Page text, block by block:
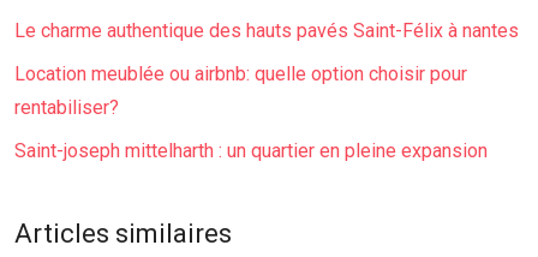
Le charme authentique des hauts pavés Saint-Félix à nantes
Location meublée ou airbnb: quelle option choisir pour
rentabiliser?
Saint-joseph mittelharth : un quartier en pleine expansion
Articles similaires